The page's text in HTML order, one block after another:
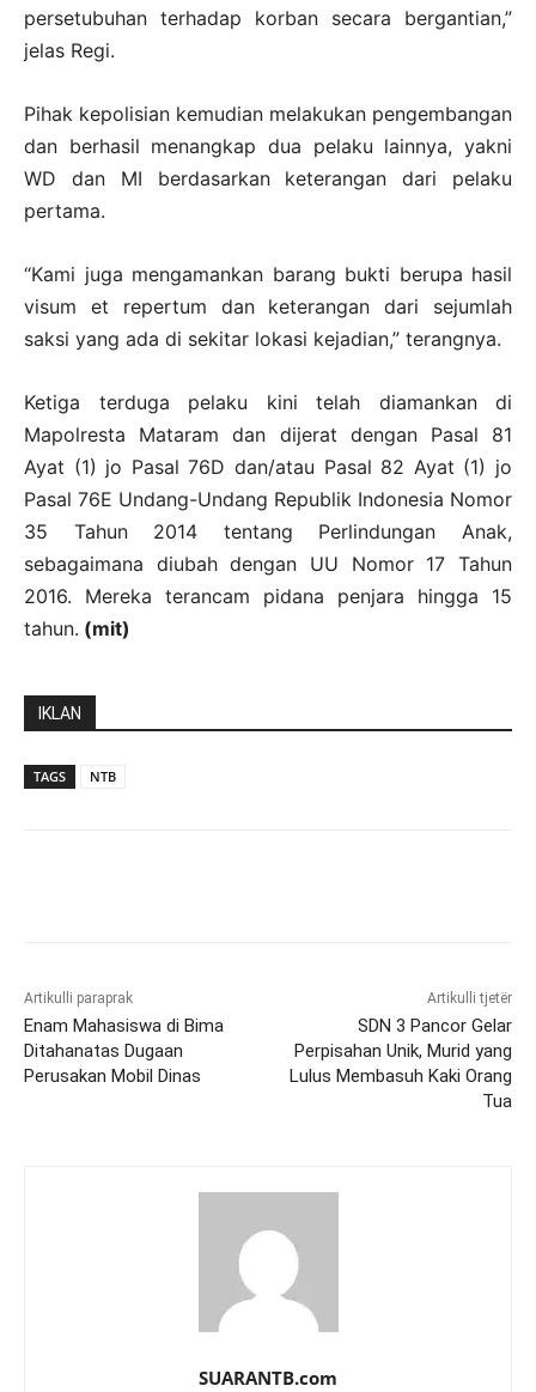
persetubuhan terhadap korban secara bergantian,”
jelas Regi.
Pihak kepolisian kemudian melakukan pengembangan
dan berhasil menangkap dua pelaku lainnya, yakni
WD dan MI berdasarkan keterangan dari pelaku
pertama.
“Kami juga mengamankan barang bukti berupa hasil
visum et repertum dan keterangan dari sejumlah
saksi yang ada di sekitar lokasi kejadian,” terangnya.
Ketiga terduga pelaku kini telah diamankan di
Mapolresta Mataram dan dijerat dengan Pasal 81
Ayat (1) jo Pasal 76D dan/atau Pasal 82 Ayat (1) jo
Pasal 76E Undang-Undang Republik Indonesia Nomor
35 Tahun 2014 tentang Perlindungan Anak,
sebagaimana diubah dengan UU Nomor 17 Tahun
2016. Mereka terancam pidana penjara hingga 15
tahun. (mit)
IKLAN
TAGS NTB
Artikulli paraprak
Enam Mahasiswa di Bima
Ditahanatas Dugaan
Perusakan Mobil Dinas
Artikulli tjetër
SDN 3 Pancor Gelar
Perpisahan Unik, Murid yang
Lulus Membasuh Kaki Orang
Tua
SUARANTB.com